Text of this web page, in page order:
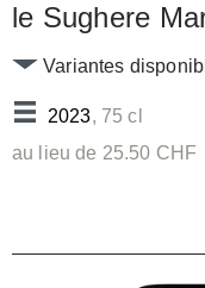
le Sughere
2023, 75 cl
Variantes
au lieu de 25.50 CHF